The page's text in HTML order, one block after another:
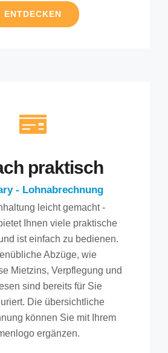
ENTDECKEN
praktisch
- Lohnabrechnung
leicht gemacht -
Ihnen viele praktische
ist einfach zu bedienen.
Abzüge, wie
Mietzins, Verpflegung und
sind bereits für Sie
Die übersichtliche
können Sie mit Ihrem
ergänzen.